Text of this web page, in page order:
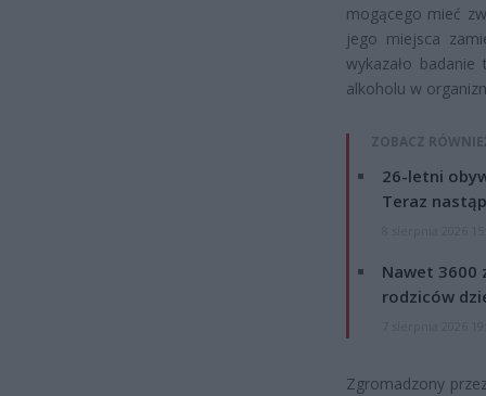
mogącego mieć
jego miejsca
wykazało
alkoholu w
ZOBACZ
26-letni
Teraz
Nawet 3600
rodziców
Zgromadzony